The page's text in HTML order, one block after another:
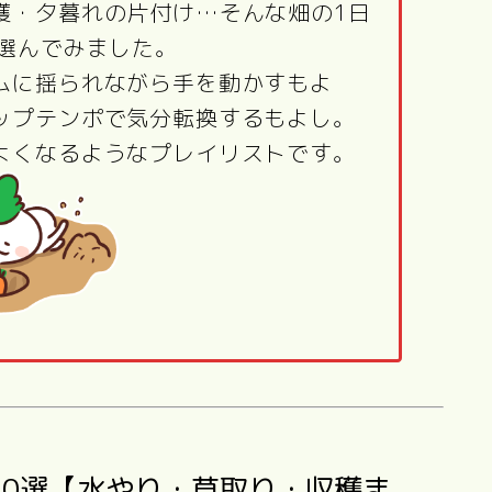
・夕暮れの片付け…そんな畑の1日
でみました。
揺られながら手を動かすもよ
テンポで気分転換するもよし。
なるようなプレイリストです。